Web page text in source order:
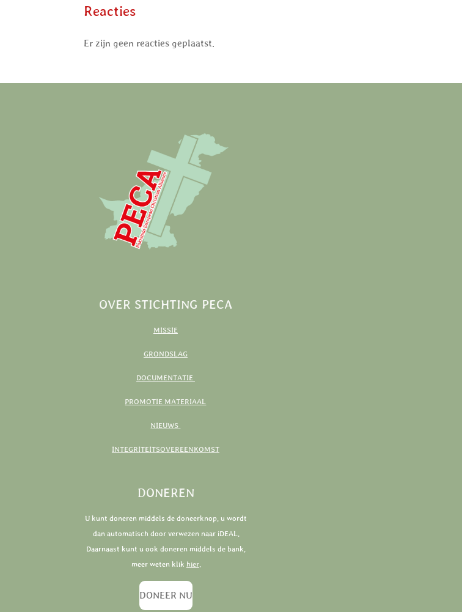
Reacties
Er zijn geen reacties geplaatst.
OVER STICHTING PECA
MISSIE
GRONDSLAG
DOCUMENTATIE
PROMOTIE MATERIAAL
NIEUWS
INTEGRITEITSOVEREENKOMST
DONEREN
U kunt doneren middels de doneerknop, u wordt
dan automatisch door verwezen naar iDEAL.
Daarnaast kunt u ook doneren middels de bank,
meer weten klik hier.
DONEER NU